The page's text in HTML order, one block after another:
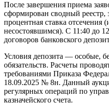
После завершения приема
сформирован сводный реестр,
процентная ставка отсечения
несостоявшимся). С 11:40 до
договоров банковского
Условия депозита — особые,
обязательств. Расчеты
требованиями Приказа
18.09.2025 № 8н. Данный
регулярных операций по
казначейского счета.